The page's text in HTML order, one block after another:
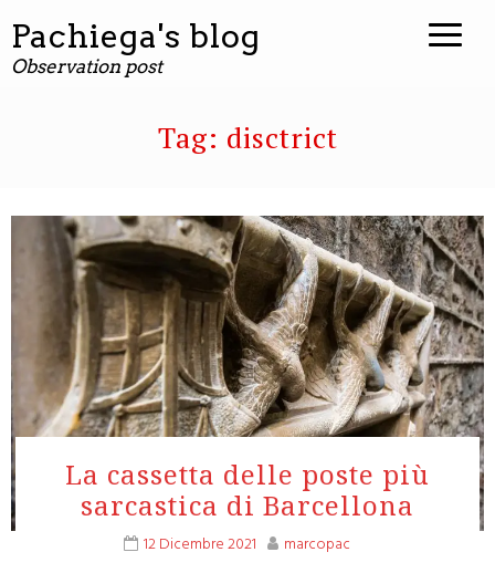
contenuto
Pachiega's blog
Observation post
Tag: disctrict
La cassetta delle poste più
sarcastica di Barcellona
12 Dicembre 2021 marcopac